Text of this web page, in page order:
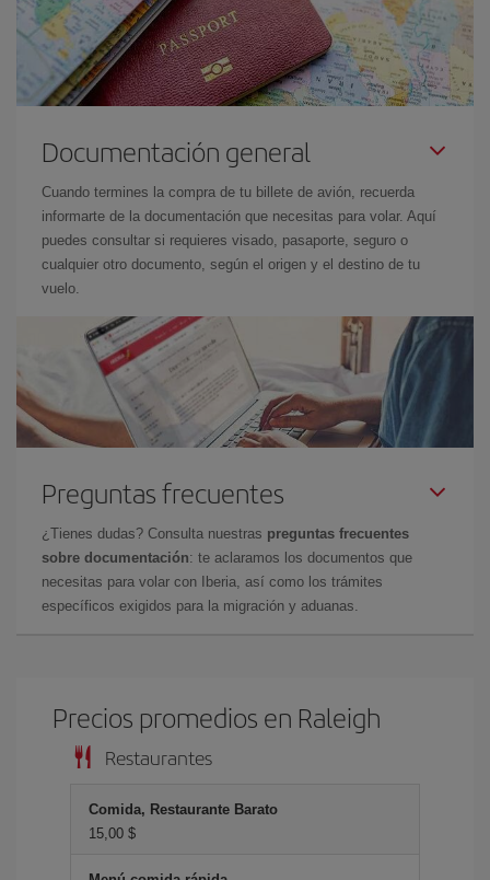
Documentación general
Cuando termines la compra de tu billete de avión, recuerda
informarte de la documentación que necesitas para volar. Aquí
puedes consultar si requieres visado, pasaporte, seguro o
cualquier otro documento, según el origen y el destino de tu
vuelo.
Preguntas frecuentes
¿Tienes dudas? Consulta nuestras preguntas frecuentes
sobre documentación: te aclaramos los documentos que
necesitas para volar con Iberia, así como los trámites
específicos exigidos para la migración y aduanas.
Precios promedios en Raleigh
Restaurantes
Comida, Restaurante Barato
15,00 $